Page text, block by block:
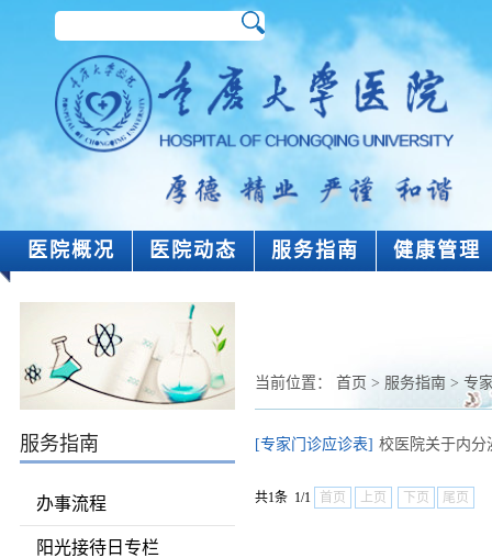
医院概况 医院动态 服务指南 健康管理
服务指南
办事流程
阳光接待日专栏
当前位置： 首页 > 服务指南 > 专
[专家门诊应诊表] 校医院关于内分
共1条 1/1 首页 上页 下页 尾页